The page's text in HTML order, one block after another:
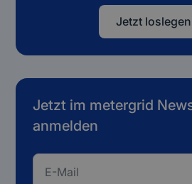
Jetzt loslegen
Jetzt im metergrid
anmelden